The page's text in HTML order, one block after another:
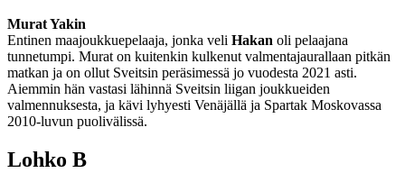
Murat Yakin
Entinen maajoukkuepelaaja, jonka veli Hakan oli pelaajana
tunnetumpi. Murat on kuitenkin kulkenut valmentajaurallaan pitkän
matkan ja on ollut Sveitsin peräsimessä jo vuodesta 2021 asti.
Aiemmin hän vastasi lähinnä Sveitsin liigan joukkueiden
valmennuksesta, ja kävi lyhyesti Venäjällä ja Spartak Moskovassa
2010-luvun puolivälissä.
Lohko B